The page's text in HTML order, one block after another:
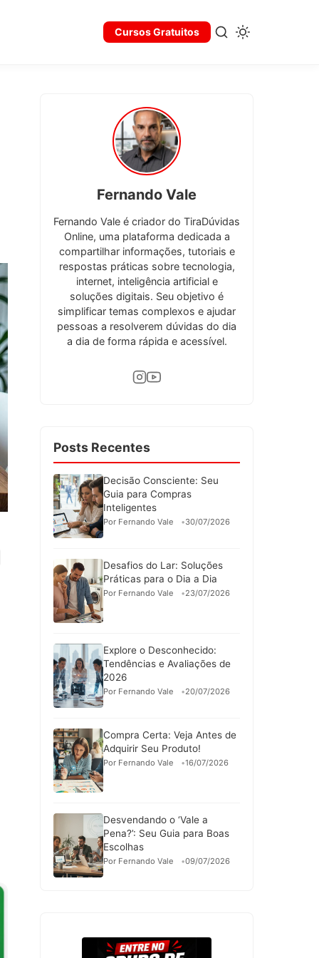
Cursos Gratuitos
Fernando Vale
Fernando Vale é criador do TiraDúvidas
Online, uma plataforma dedicada a
compartilhar informações, tutoriais e
respostas práticas sobre tecnologia,
internet, inteligência artificial e
soluções digitais. Seu objetivo é
simplificar temas complexos e ajudar
pessoas a resolverem dúvidas do dia
a dia de forma rápida e acessível.
Posts Recentes
Decisão Consciente: Seu
Guia para Compras
Inteligentes
Por Fernando Vale 30/07/2026
Desafios do Lar: Soluções
Práticas para o Dia a Dia
Por Fernando Vale 23/07/2026
Explore o Desconhecido:
Tendências e Avaliações de
2026
Por Fernando Vale 20/07/2026
Compra Certa: Veja Antes de
Adquirir Seu Produto!
Por Fernando Vale 16/07/2026
Desvendando o ‘Vale a
Pena?’: Seu Guia para Boas
Escolhas
Por Fernando Vale 09/07/2026